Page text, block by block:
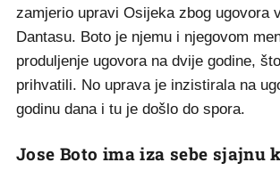
zamjerio upravi Osijeka zbog ugovora
Dantasu. Boto je njemu i njegovom
produljenje ugovora na dvije godine,
prihvatili. No uprava je inzistirala na
godinu dana i tu je došlo do spora.
Jose Boto ima iza sebe sjajnu